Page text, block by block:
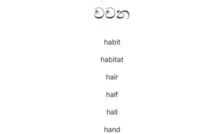
වචන
habit
habitat
hair
half
hall
hand